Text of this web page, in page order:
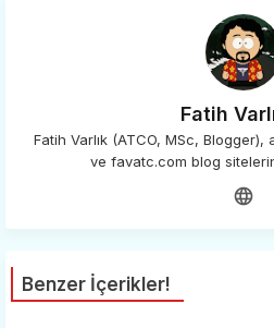
Fatih
Fatih Varlık (ATCO, MSc,
ve favatc.com blog
Benzer İçerikler!